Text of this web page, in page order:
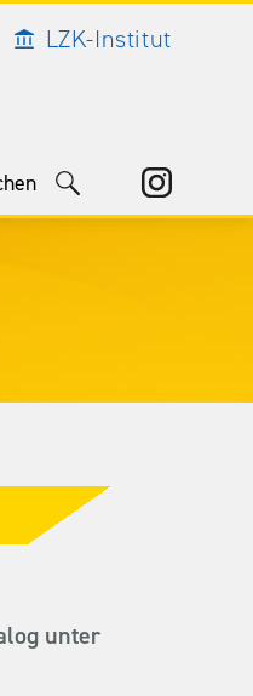
LZK-Institut
unter